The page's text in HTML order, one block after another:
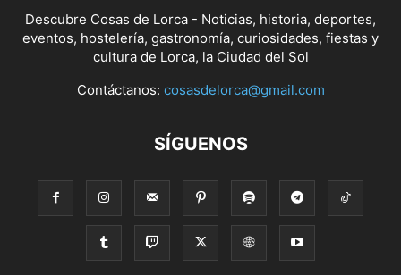
Descubre Cosas de Lorca - Noticias, historia, deportes,
eventos, hostelería, gastronomía, curiosidades, fiestas y
cultura de Lorca, la Ciudad del Sol
Contáctanos: cosasdelorca@gmail.com
SÍGUENOS